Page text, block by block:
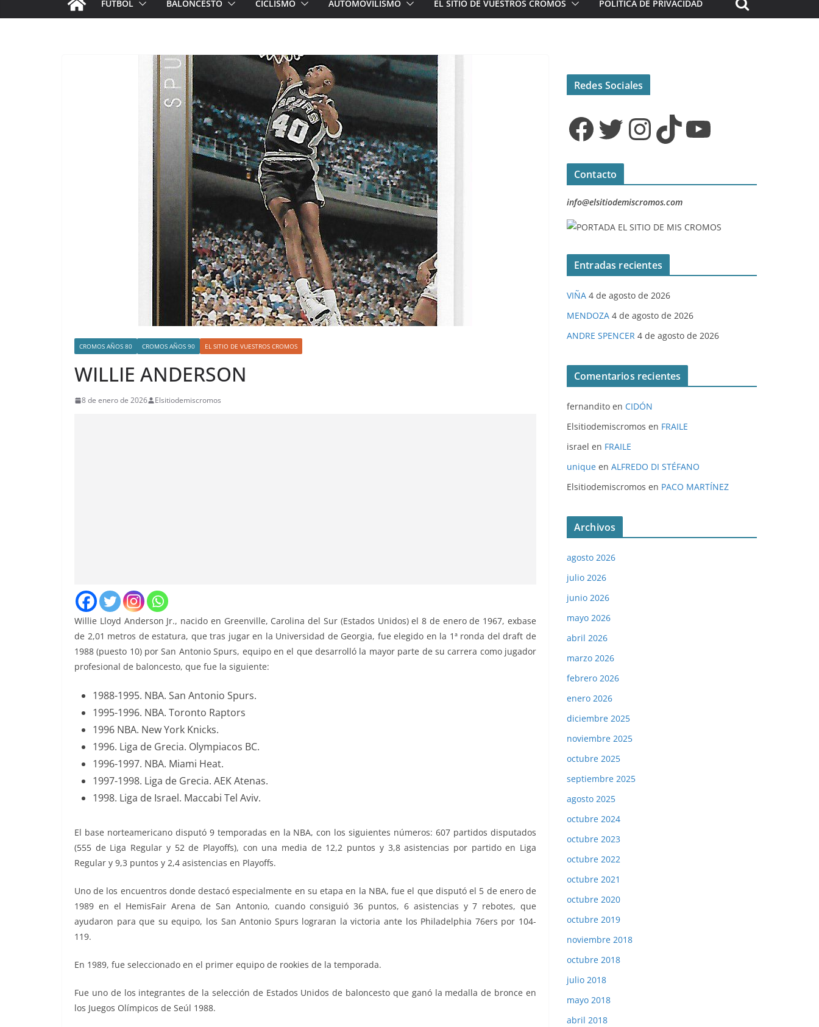
FÚTBOL BALONCESTO CICLISMO AUTOMOVILISMO EL SITIO DE VUESTROS CROMOS POLÍTICA DE PRIVACIDAD
CROMOS AÑOS 80 CROMOS AÑOS 90 EL SITIO DE VUESTROS CROMOS
WILLIE ANDERSON
8 de enero de 2026 Elsitiodemiscromos
Willie Lloyd Anderson Jr., nacido en Greenville, Carolina del Sur (Estados Unidos) el 8 de enero de 1967, exbase
de 2,01 metros de estatura, que tras jugar en la Universidad de Georgia, fue elegido en la 1ª ronda del draft de
1988 (puesto 10) por San Antonio Spurs, equipo en el que desarrolló la mayor parte de su carrera como jugador
profesional de baloncesto, que fue la siguiente:
1988-1995. NBA. San Antonio Spurs.
1995-1996. NBA. Toronto Raptors
1996 NBA. New York Knicks.
1996. Liga de Grecia. Olympiacos BC.
1996-1997. NBA. Miami Heat.
1997-1998. Liga de Grecia. AEK Atenas.
1998. Liga de Israel. Maccabi Tel Aviv.
El base norteamericano disputó 9 temporadas en la NBA, con los siguientes números: 607 partidos disputados
(555 de Liga Regular y 52 de Playoffs), con una media de 12,2 puntos y 3,8 asistencias por partido en Liga
Regular y 9,3 puntos y 2,4 asistencias en Playoffs.
Uno de los encuentros donde destacó especialmente en su etapa en la NBA, fue el que disputó el 5 de enero de
1989 en el HemisFair Arena de San Antonio, cuando consiguió 36 puntos, 6 asistencias y 7 rebotes, que
ayudaron para que su equipo, los San Antonio Spurs lograran la victoria ante los Philadelphia 76ers por 104-
119.
En 1989, fue seleccionado en el primer equipo de rookies de la temporada.
Fue uno de los integrantes de la selección de Estados Unidos de baloncesto que ganó la medalla de bronce en
los Juegos Olímpicos de Seúl 1988.
Redes Sociales
Facebook Twitter InstagramTikTok YouTube
Contacto
info@elsitiodemiscromos.com
Entradas recientes
VIÑA 4 de agosto de 2026
MENDOZA 4 de agosto de 2026
ANDRE SPENCER 4 de agosto de 2026
Comentarios recientes
fernandito en CIDÓN
Elsitiodemiscromos en FRAILE
israel en FRAILE
unique en ALFREDO DI STÉFANO
Elsitiodemiscromos en PACO MARTÍNEZ
Archivos
agosto 2026
julio 2026
junio 2026
mayo 2026
abril 2026
marzo 2026
febrero 2026
enero 2026
diciembre 2025
noviembre 2025
octubre 2025
septiembre 2025
agosto 2025
octubre 2024
octubre 2023
octubre 2022
octubre 2021
octubre 2020
octubre 2019
noviembre 2018
octubre 2018
julio 2018
mayo 2018
abril 2018